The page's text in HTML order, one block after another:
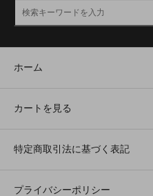
ホーム
カートを見る
特定商取引法に基づく表記
プライバシーポリシー